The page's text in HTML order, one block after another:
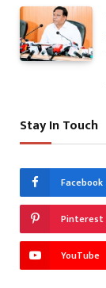
Stay In Touch
Facebook
Pinterest
YouTube